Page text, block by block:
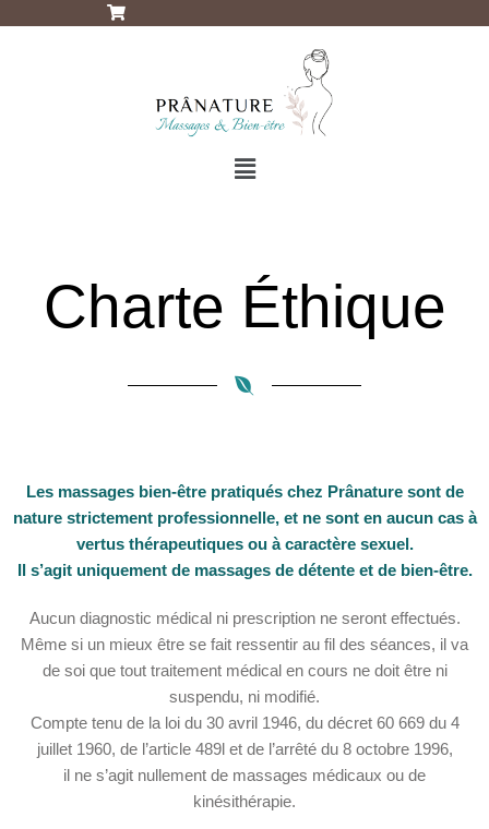
Charte Éthique
Les massages bien-être pratiqués chez Prânature sont de
nature strictement professionnelle, et ne sont en aucun cas à
vertus thérapeutiques ou à caractère sexuel.
Il s’agit uniquement de massages de détente et de bien-être.
Aucun diagnostic médical ni prescription ne seront effectués.
Même si un mieux être se fait ressentir au fil des séances, il va
de soi que tout traitement médical en cours ne doit être ni
suspendu, ni modifié.
Compte tenu de la loi du 30 avril 1946, du décret 60 669 du 4
juillet 1960, de l’article 489l et de l’arrêté du 8 octobre 1996,
il ne s’agit nullement de massages médicaux ou de
kinésithérapie.